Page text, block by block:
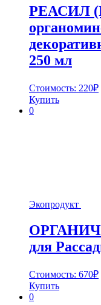
РЕАСИЛ
250 мл
Стоимость: 220₽
Купить
0
Экопродукт
для
Стоимость: 670₽
Купить
0